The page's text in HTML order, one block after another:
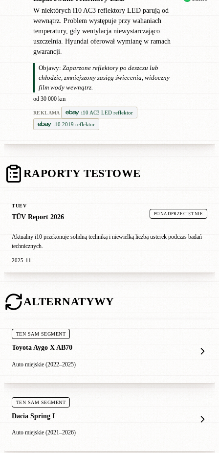
W niektórych i10 AC3 reflektory LED parują od
wewnątrz. Problem występuje przy wahaniach
temperatury, gdy wentylacja niewystarczająco
uszczelnia. Hyundai oferował wymianę w ramach
gwarancji.
Objawy: Zaparzone reflektory po deszczu lub
chłodzie, zmniejszony zasięg świecenia, widoczny
film wody wewnątrz.
od 30 000 km
REKLAMA
i10 AC3 LED reflektor
i10 2019 reflektor
RAPORTY TESTOWE
TUEV
TÜV Report 2026 PONADPRZECIĘTNIE
Aktualny i10 przekonuje solidną techniką i niewielką liczbą usterek podczas badań
technicznych.
2025-11
ALTERNATYWY
TEN SAM SEGMENT
Toyota Aygo X AB70
Auto miejskie (2022–2025)
TEN SAM SEGMENT
Dacia Spring I
Auto miejskie (2021–2026)